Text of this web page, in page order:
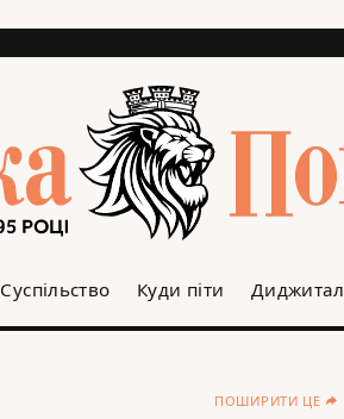
Суспільство Куди піти Диджитал
ПОШИРИТИ ЦЕ